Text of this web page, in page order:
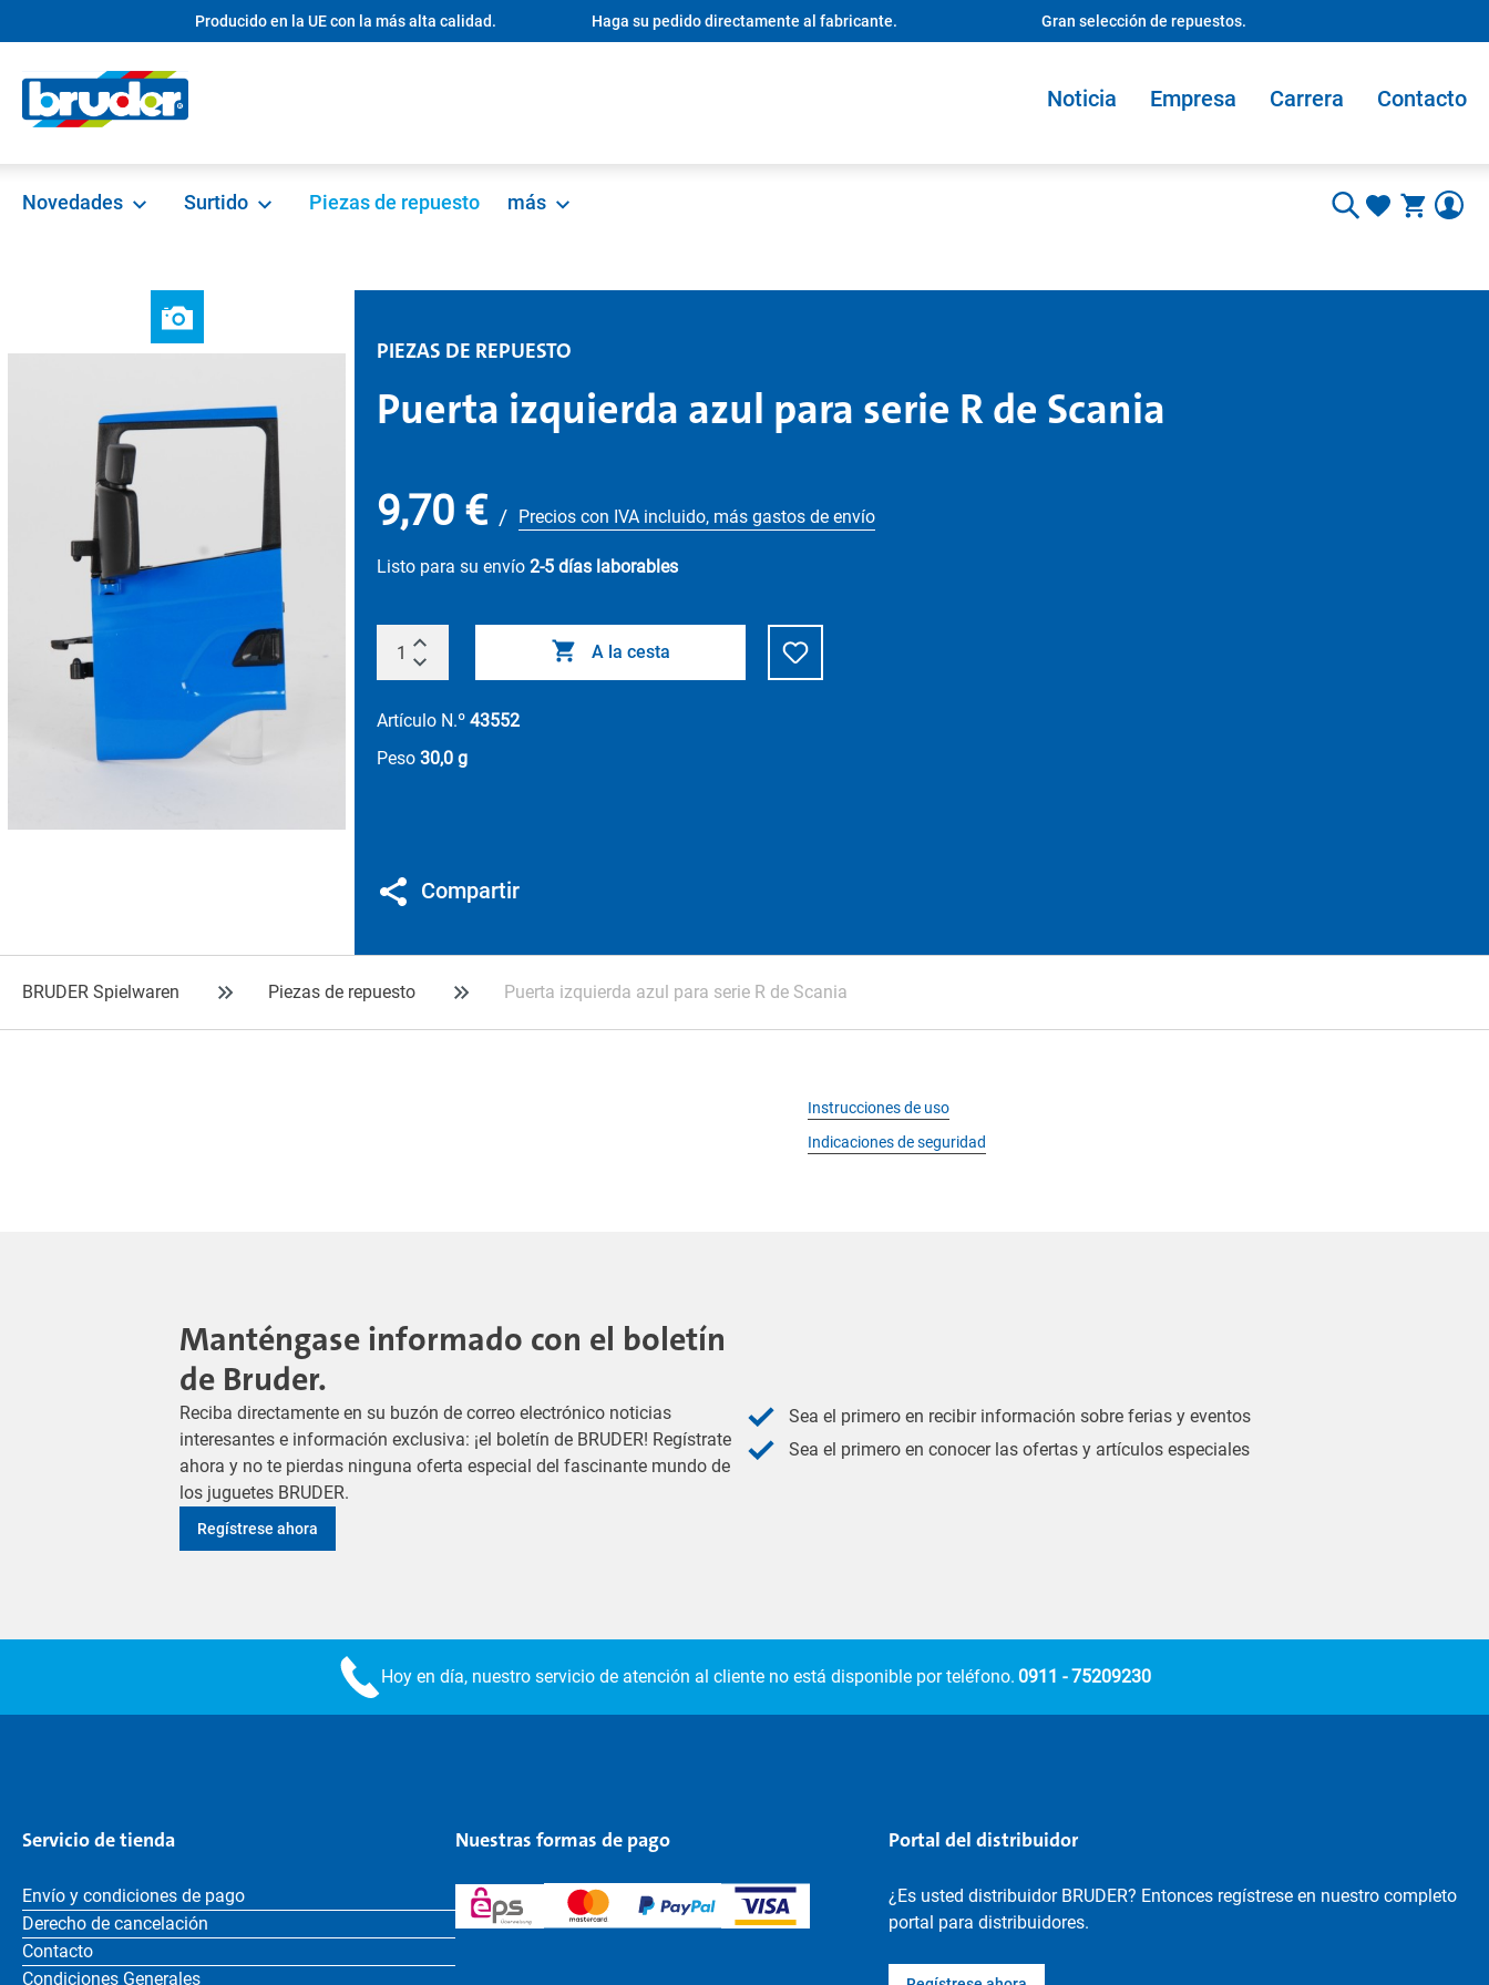
Saltar a la navegación principalProducido en la UE con la más alta calidad. Haga su pedido directamente al fabricante. Gran selección de repuestos.
Noticia Empresa Carrera Contacto
Novedades Surtido Piezas de repuesto más
PIEZAS DE REPUESTO
Puerta izquierda azul para serie R de Scania
9,70 € / Precios con IVA incluido, más gastos de envío
Listo para su envío 2-5 días laborables
A la cesta
Artículo N.º 43552
Peso 30,0 g
Compartir
BRUDER Spielwaren Piezas de repuesto Puerta izquierda azul para serie R de Scania
Instrucciones de uso
Indicaciones de seguridad
Manténgase informado con el boletín
de Bruder.
Reciba directamente en su buzón de correo electrónico noticias
interesantes e información exclusiva: ¡el boletín de BRUDER! Regístrate
ahora y no te pierdas ninguna oferta especial del fascinante mundo de
los juguetes BRUDER.
Regístrese ahora
Sea el primero en recibir información sobre ferias y eventos
Sea el primero en conocer las ofertas y artículos especiales
Hoy en día, nuestro servicio de atención al cliente no está disponible por teléfono. 0911 - 75209230
Servicio de tienda
Envío y condiciones de pago
Derecho de cancelación
Contacto
Condiciones Generales
Nuestras formas de pago Portal del distribuidor
¿Es usted distribuidor BRUDER? Entonces regístrese en nuestro completo
portal para distribuidores.